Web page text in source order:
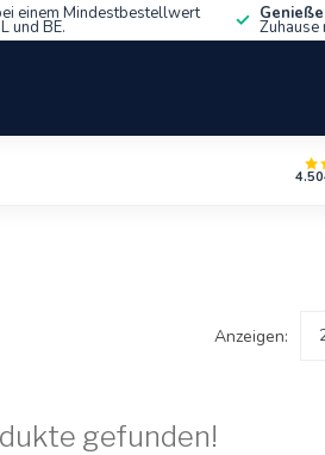
einem Mindestbestellwert
und BE. Zuhause
Anzeigen:
gefunden!